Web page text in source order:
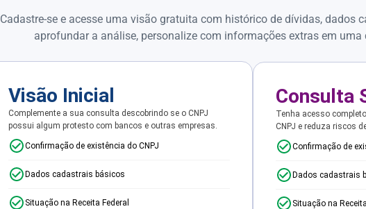
Cadastre-se e acesse uma visão gratuita com histórico de dívidas, dados
aprofundar a análise, personalize com informações extras em
Visão Inicial
Complemente a sua consulta descobrindo se o CNPJ
possui algum protesto com bancos e outras empresas.
Confirmação de existência do CNPJ
Dados cadastrais básicos
Situação na Receita Federal
Consulta
Tenha acesso
CNPJ e reduza riscos
Confirmação de
Dados cadastrais
Situação na